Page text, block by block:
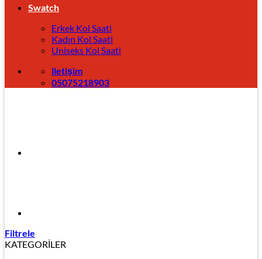
Swatch
Erkek Kol Saati
Kadın Kol Saati
Uniseks Kol Saati
iletişim
05075218903
Filtrele
KATEGORİLER